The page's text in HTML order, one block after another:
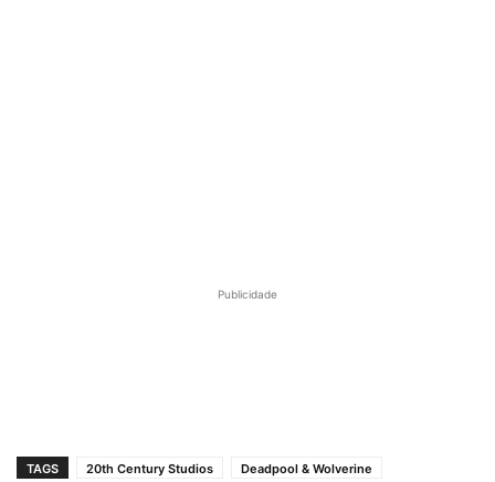
Publicidade
TAGS 20th Century Studios
Deadpool & Wolverine